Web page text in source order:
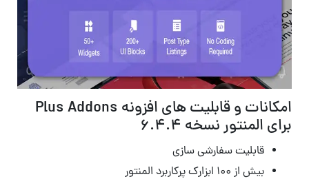
امکانات و قابلیت های افزونه Plus Addons
برای المنتور نسخه 6.4.4
قابلیت سفارشی سازی
بیش از ۱۰۰ ابزارک پرکاربرد المنتور